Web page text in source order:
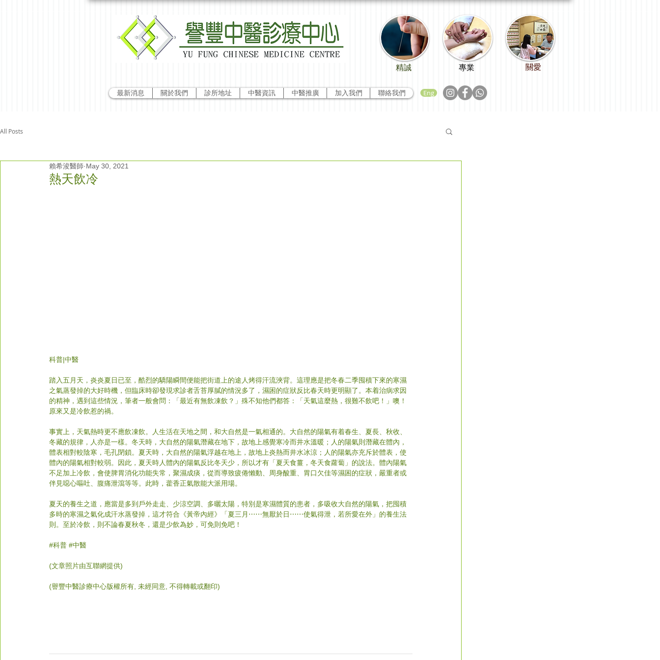
精誠
最新消息 關於我們 診所地址 中醫資訊 中醫推廣 加入我們 聯絡我們 Eng
專業 關愛
All Posts
熱天飲冷
賴希浚醫師 May 30, 2021
科普|中醫
踏入五月天，炎炎夏日已至，酷烈的驕陽瞬間便能把街道上的途人烤得汗流浹背。這理應是把冬春二季囤積下來的寒濕
之氣蒸發掉的大好時機，但臨床時卻發現求診者舌苔厚膩的情況多了，濕困的症狀反比春天時更明顯了。本着治病求因
的精神，遇到這些情況，筆者一般會問：「最近有無飲凍飲？」殊不知他們都答：「天氣這麼熱，很難不飲吧！」噢！
原來又是冷飲惹的禍。
事實上，天氣熱時更不應飲凍飲。人生活在天地之間，和大自然是一氣相通的。大自然的陽氣有着春生、夏長、秋收、
冬藏的規律，人亦是一樣。冬天時，大自然的陽氣潛藏在地下，故地上感覺寒冷而井水溫暖；人的陽氣則潛藏在體內，
體表相對較陰寒，毛孔閉鎖。夏天時，大自然的陽氣浮越在地上，故地上炎熱而井水冰涼；人的陽氣亦充斥於體表，使
體內的陽氣相對較弱。因此，夏天時人體內的陽氣反比冬天少，所以才有「夏天食薑，冬天食蘿蔔」的說法。體內陽氣
不足加上冷飲，會使脾胃消化功能失常，聚濕成痰，從而導致疲倦懶動、周身酸重、胃口欠佳等濕困的症狀，嚴重者或
伴見噁心嘔吐、腹痛泄瀉等等。此時，藿香正氣散能大派用場。
夏天的養生之道，應當是多到戶外走走、少涼空調、多曬太陽，特別是寒濕體質的患者，多吸收大自然的陽氣，把囤積
多時的寒濕之氣化成汗水蒸發掉，這才符合《黃帝內經》「夏三月⋯⋯無厭於日⋯⋯使氣得泄，若所愛在外」的養生法
則。至於冷飲，則不論春夏秋冬，還是少飲為妙，可免則免吧！
#科普 #中醫
(文章照片由互聯網提供)
(譽豐中醫診療中心版權所有, 未經同意, 不得轉載或翻印)